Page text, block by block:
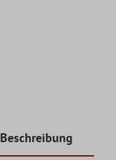
Beschreibung